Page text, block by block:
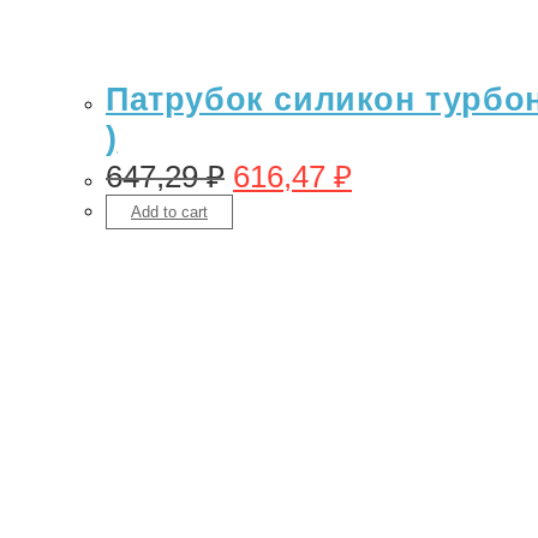
Патрубок силикон
)
647,29₽ 616,47 ₽
Add to cart